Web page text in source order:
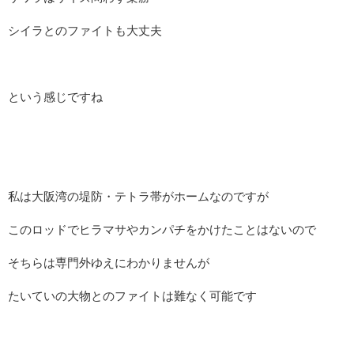
シイラとのファイトも大丈夫
という感じですね
私は大阪湾の堤防・テトラ帯がホームなのですが
このロッドでヒラマサやカンパチをかけたことはないので
そちらは専門外ゆえにわかりませんが
たいていの大物とのファイトは難なく可能です